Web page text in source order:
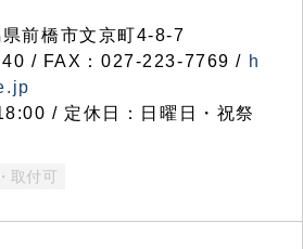
前橋市文京町4-8-7
/ FAX：027-223-7769 / h
/ 定休日：日曜日・祝祭
取付可